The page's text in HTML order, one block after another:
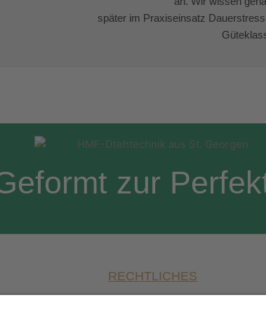
später im Praxiseinsatz
zur
RECHTLICHES
Impressum